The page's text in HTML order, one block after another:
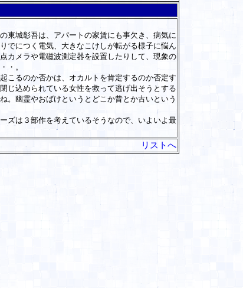
東城彰吾は、アパートの家賃にも事欠き、病気に
でにつく電気、大きなこけしが転がる様子に悩ん
カメラや電磁波測定器を設置したりして、現象の
・。
こるのか否かは、オカルトを肯定するのか否定す
じ込められている女性を救って逃げ出そうとする
。幽霊やおばけというとどこか昔とか古いという
ズは３部作を考えているそうなので、いよいよ最
リストへ